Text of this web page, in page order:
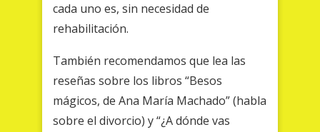
cada uno es, sin necesidad de
rehabilitación.
También recomendamos que lea las
reseñas sobre los libros “Besos
mágicos, de Ana María Machado” (habla
sobre el divorcio) y “¿A dónde vas